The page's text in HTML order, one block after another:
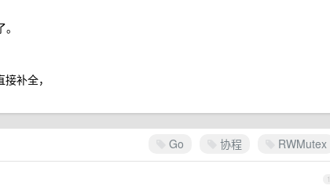
补全，
Go 协程 RWMutex
1